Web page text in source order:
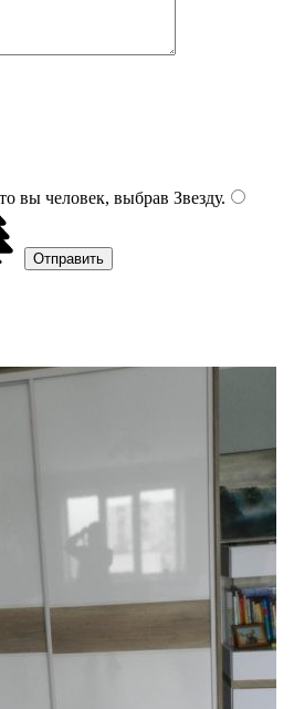
вы человек, выбрав Звезду.